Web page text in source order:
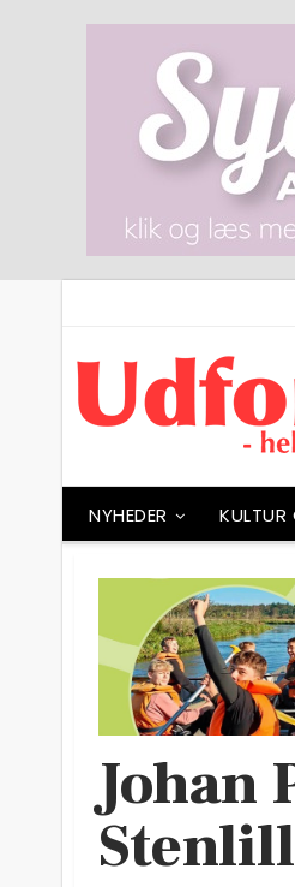
NYHEDER KULTUR
Johan